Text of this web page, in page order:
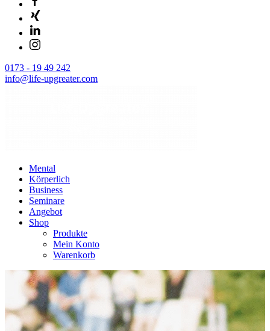
0173 - 19 49 242
info@life-upgreater.com
Mental
Körperlich
Business
Seminare
Angebot
Shop
Produkte
Mein Konto
Warenkorb